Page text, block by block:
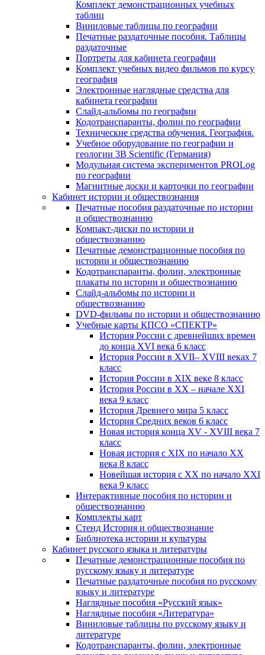
Комплект демонстрационных учебных
таблиц
Виниловые таблицы по географии
Печатные раздаточные пособия. Таблицы
раздаточные
Портреты для кабинета географии
Комплект учебных видео фильмов по курсу
география
Электронные наглядные средства для
кабинета географии
Слайд-альбомы по географии
Кодотранспаранты, фолии по географии
Технические средства обучения. География.
Учебное оборудование по географии и
геологии 3B Scientific (Германия)
Модульная система экспериментов PROLog
по географии
Магнитные доски и карточки по географии
Кабинет истории и обществознания
Печатные пособия раздаточные по истории
и обществознанию
Компакт-диски по истории и
обществознанию
Печатные демонстрационные пособия по
истории и обществознанию
Кодотранспаранты, фолии, электронные
плакаты по истории и обществознанию
Слайд-альбомы по истории и
обществознанию
DVD-фильмы по истории и обществознанию
Учебные карты КПСО «СПЕКТР»
История России с древнейших времен
до конца XVI века 6 класс
История России в XVII– XVIII веках 7
класс
История России в XIX веке 8 класс
История России в XX – начале XXI
века 9 класс
История Древнего мира 5 класс
История Средних веков 6 класс
Новая история конца XV - XVIII века 7
класс
Новая история с XIX по начало XX
века 8 класс
Новейшая история с XX по начало XXI
века 9 класс
Интерактивные пособия по истории и
обществознанию
Комплекты карт
Стенд История и обществознание
Библиотека истории и культуры
Кабинет русского языка и литературы
Печатные демонстрационные пособия по
русскому языку и литературе
Печатные раздаточные пособия по русскому
языку и литературе
Наглядные пособия «Русский язык»
Наглядные пособия «Литература»
Виниловые таблицы по русскому языку и
литературе
Кодотранспаранты, фолии, электронные